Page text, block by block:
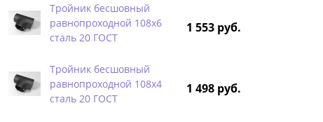
Тройник бесшовный
равнопроходной 108х6
сталь 20 ГОСТ
1 553 руб.
Тройник бесшовный
равнопроходной 108х4
сталь 20 ГОСТ
1 498 руб.